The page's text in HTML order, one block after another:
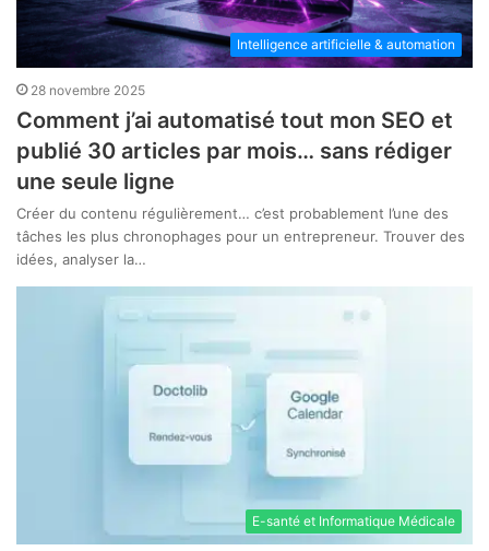
Intelligence artificielle & automation
28 novembre 2025
Comment j’ai automatisé tout mon SEO et
publié 30 articles par mois… sans rédiger
une seule ligne
Créer du contenu régulièrement… c’est probablement l’une des
tâches les plus chronophages pour un entrepreneur. Trouver des
idées, analyser la…
E-santé et Informatique Médicale